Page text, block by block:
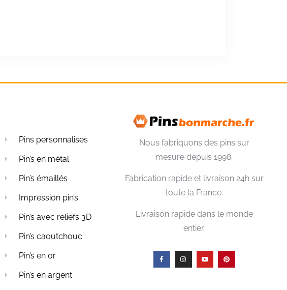
Pins personnalises
Pin’s en métal
Pin’s émaillés
Impression pin’s
Pin’s avec reliefs 3D
Pin’s caoutchouc
Pin’s en or
Pin’s en argent
Nous fabriquons des pins sur
mesure depuis 1998.
Fabrication rapide et livraison 24h sur
toute la France.
Livraison rapide dans le monde
entier.